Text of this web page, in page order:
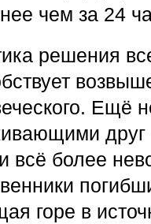
чем за 24
решения
Ещё
друг
всё более
горе в